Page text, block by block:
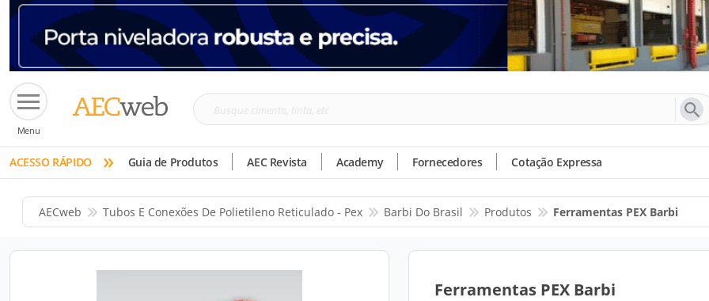
Menu
Busque
tinta,
etc
ACESSO RÁPIDO » Guia de Produtos AEC Revista Academy Fornecedores Cotação Expressa
AECweb Tubos E Conexões De Polietileno Reticulado - Pex Barbi Do Brasil Produtos Ferramentas PEX Barbi
Ferramentas PEX Barbi